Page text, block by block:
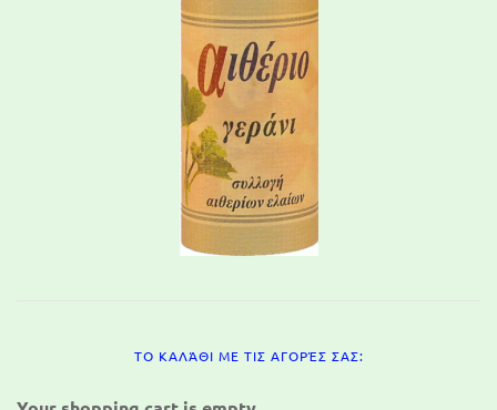
ΤΟ ΚΑΛΆΘΙ ΜΕ ΤΙΣ ΑΓΟΡΈΣ ΣΑΣ: